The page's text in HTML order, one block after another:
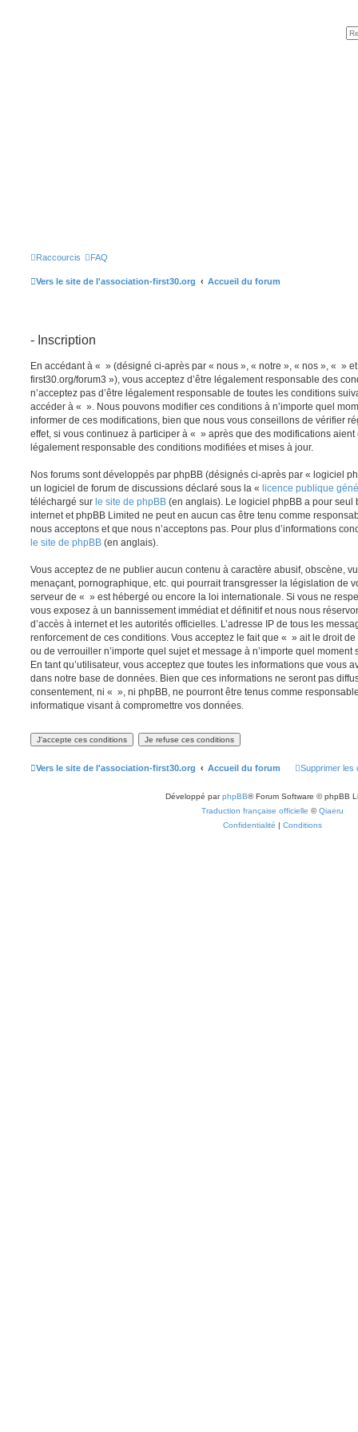
Raccourcis FAQ
Vers le site de l'association-first30.org Accueil du forum
- Inscription
En accédant à « » (désigné ci-après par « nous », « notre », « nos », « »
first30.org/forum3 »), vous acceptez d’être légalement responsable des
n’acceptez pas d’être légalement responsable de toutes les conditions
accéder à « ». Nous pouvons modifier ces conditions à n’importe quel
informer de ces modifications, bien que nous vous conseillons de vérifier
effet, si vous continuez à participer à « » après que des modifications aient
légalement responsable des conditions modifiées et mises à jour.
Nos forums sont développés par phpBB (désignés ci-après par « logiciel
un logiciel de forum de discussions déclaré sous la « licence publique
téléchargé sur le site de phpBB (en anglais). Le logiciel phpBB a pour seul
internet et phpBB Limited ne peut en aucun cas être tenu comme
nous acceptons et que nous n’acceptons pas. Pour plus d’informations
le site de phpBB (en anglais).
Vous acceptez de ne publier aucun contenu à caractère abusif, obscène,
menaçant, pornographique, etc. qui pourrait transgresser la législation de
serveur de « » est hébergé ou encore la loi internationale. Si vous ne
vous exposez à un bannissement immédiat et définitif et nous nous
d’accès à internet et les autorités officielles. L’adresse IP de tous les
renforcement de ces conditions. Vous acceptez le fait que « » ait le droit
ou de verrouiller n’importe quel sujet et message à n’importe quel
En tant qu’utilisateur, vous acceptez que toutes les informations que vous
dans notre base de données. Bien que ces informations ne seront pas
consentement, ni « », ni phpBB, ne pourront être tenus comme
informatique visant à compromettre vos données.
Vers le site de l'association-first30.org Accueil du forum Supprimer les
Développé parphpBB® Forum Software © phpBB
Traduction française officielle ©Qiaeru
Confidentialité | Conditions